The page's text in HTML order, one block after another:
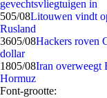
gevechtsvliegtuigen in
505/08Litouwen vindt
Rusland
3605/08Hackers roven
dollar
1805/08Iran overweegt
Hormuz
Font-grootte: